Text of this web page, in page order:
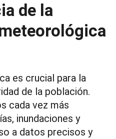
de la
es crucial para la
de la población.
cada vez más
inundaciones y
a datos precisos y